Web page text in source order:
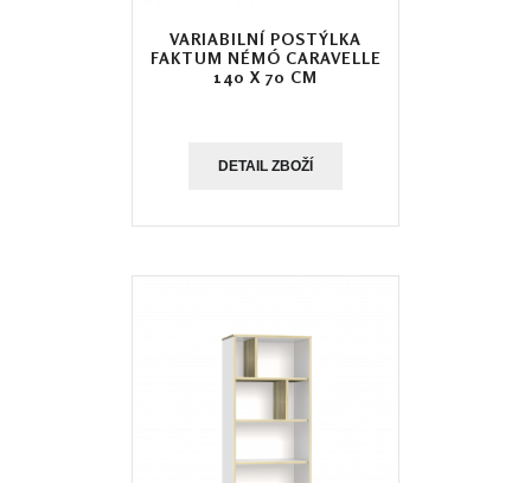
VARIABILNÍ POSTÝLKA
FAKTUM NÉMÓ CARAVELLE
140 X 70 CM
DETAIL ZBOŽÍ